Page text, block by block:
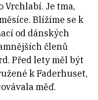
Vrchlabí. Je tma,
Blížíme se k
od dánských
členů
Před lety měl být
k Faderhuset,
měď.